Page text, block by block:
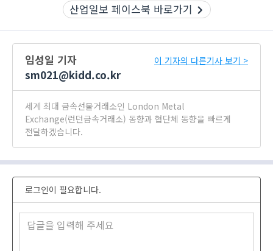
산업일보 페이스북 바로가기
임성일 기자
sm021@kidd.co.kr
이 기자의 다른기사 보기 >
세계 최대 금속선물거래소인 London Metal
Exchange(런던금속거래소) 동향과 협단체 동향을 빠르게
전달하겠습니다.
로그인이 필요합니다.